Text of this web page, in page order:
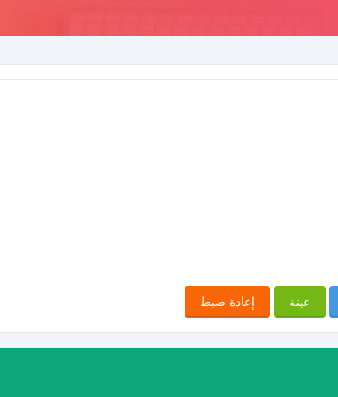
عينة إعادة ضبط